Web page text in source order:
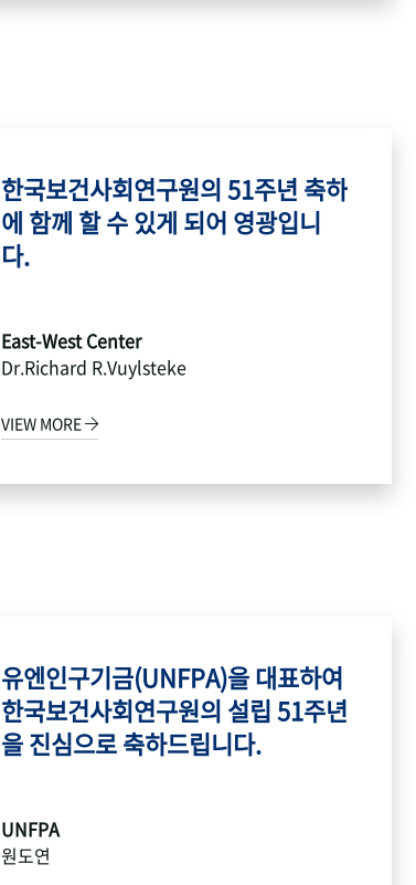
한국보건사회연구원의 51주년 축하
에 함께 할 수 있게 되어 영광입니
다.
East-West Center
Dr.Richard R.Vuylsteke
VIEW MORE
유엔인구기금(UNFPA)을 대표하여
한국보건사회연구원의 설립 51주년
을 진심으로 축하드립니다.
UNFPA
원도연